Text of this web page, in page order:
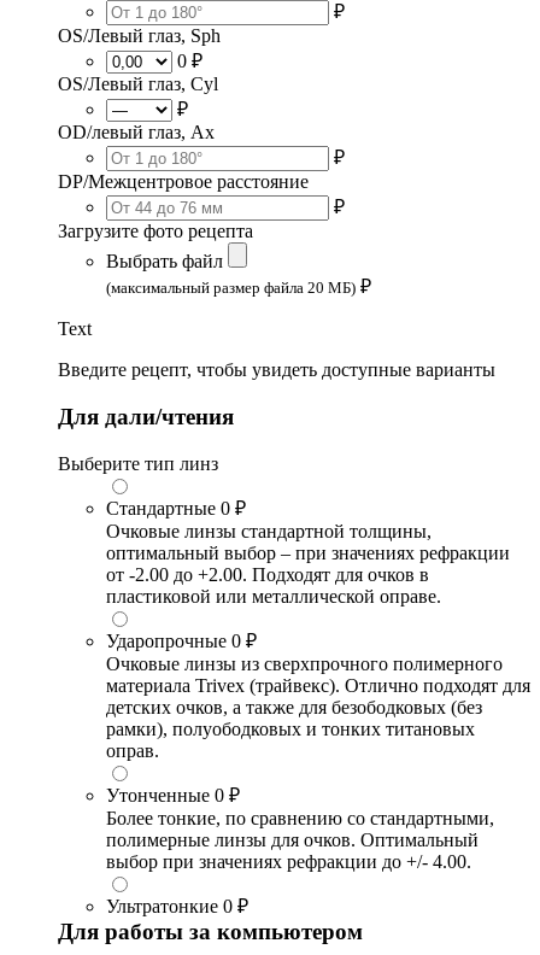
₽
OS/Левый глаз, Sph
0 ₽
OS/Левый глаз, Cyl
₽
OD/левый глаз, Ax
₽
DP/Межцентровое расстояние
₽
Загрузите фото рецепта
Выбрать файл
(максимальный размер файла 20 МБ) ₽
Text
Введите рецепт, чтобы увидеть доступные варианты
Для дали/чтения
Выберите тип линз
Стандартные 0 ₽
Очковые линзы стандартной толщины,
оптимальный выбор – при значениях рефракции
от -2.00 до +2.00. Подходят для очков в
пластиковой или металлической оправе.
Ударопрочные 0 ₽
Очковые линзы из сверхпрочного полимерного
материала Trivex (трайвекс). Отлично подходят для
детских очков, а также для безободковых (без
рамки), полуободковых и тонких титановых
оправ.
Утонченные 0 ₽
Более тонкие, по сравнению со стандартными,
полимерные линзы для очков. Оптимальный
выбор при значениях рефракции до +/- 4.00.
Ультратонкие 0 ₽
Для работы за компьютером